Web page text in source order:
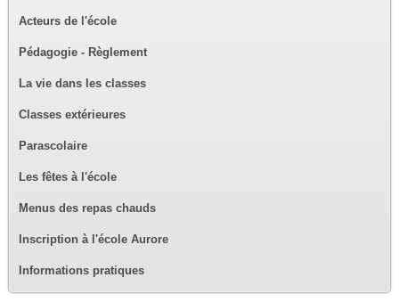
Acteurs de l'école
Pédagogie - Règlement
La vie dans les classes
Classes extérieures
Parascolaire
Les fêtes à l'école
Menus des repas chauds
Inscription à l'école Aurore
Informations pratiques